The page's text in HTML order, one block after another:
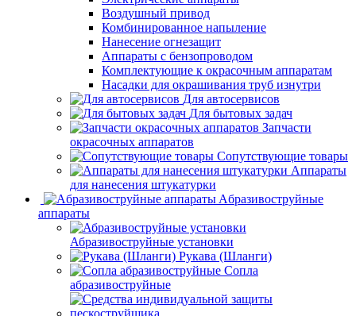
Воздушный привод
Комбинированное напыление
Нанесение огнезащит
Аппараты с бензопроводом
Комплектующие к окрасочным аппаратам
Насадки для окрашивания труб изнутри
Для автосервисов
Для бытовых задач
Запчасти
окрасочных аппаратов
Сопутствующие товары
Аппараты
для нанесения штукатурки
Aбразивоструйные
аппараты
Абразивоструйные установки
Рукава (Шланги)
Сопла
абразивоструйные